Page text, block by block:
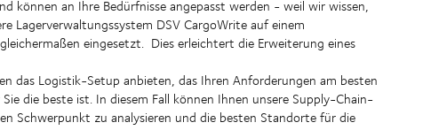
können an Ihre Bedürfnisse angepasst werden - weil wir wissen,
Lagerverwaltungssystem DSV CargoWrite auf einem
eingesetzt. Dies erleichtert die Erweiterung eines
das Logistik-Setup anbieten, das Ihren Anforderungen am besten
die beste ist. In diesem Fall können Ihnen unsere Supply-Chain-
Schwerpunkt zu analysieren und die besten Standorte für die